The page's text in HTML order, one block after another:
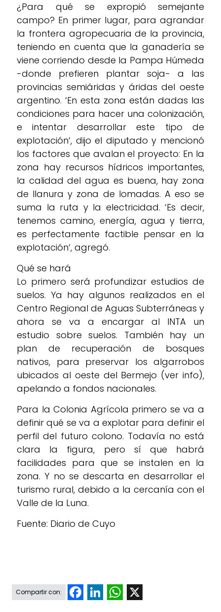
¿Para qué se expropió semejante
campo? En primer lugar, para agrandar
la frontera agropecuaria de la provincia,
teniendo en cuenta que la ganadería se
viene corriendo desde la Pampa Húmeda
-donde prefieren plantar soja- a las
provincias semiáridas y áridas del oeste
argentino. ‘En esta zona están dadas las
condiciones para hacer una colonización,
e intentar desarrollar este tipo de
explotación‘, dijo el diputado y mencionó
los factores que avalan el proyecto: En la
zona hay recursos hídricos importantes,
la calidad del agua es buena, hay zona
de llanura y zona de lomadas. A eso se
suma la ruta y la electricidad. ‘Es decir,
tenemos camino, energía, agua y tierra,
es perfectamente factible pensar en la
explotación‘, agregó.
Qué se hará
Lo primero será profundizar estudios de
suelos. Ya hay algunos realizados en el
Centro Regional de Aguas Subterráneas y
ahora se va a encargar al INTA un
estudio sobre suelos. También hay un
plan de recuperación de bosques
nativos, para preservar los algarrobos
ubicados al oeste del Bermejo (ver info),
apelando a fondos nacionales.
Para la Colonia Agrícola primero se va a
definir qué se va a explotar para definir el
perfil del futuro colono. Todavía no está
clara la figura, pero sí que habrá
facilidades para que se instalen en la
zona. Y no se descarta en desarrollar el
turismo rural, debido a la cercanía con el
Valle de la Luna.
Fuente: Diario de Cuyo
Compartir con: FacebookLinkedInWhatsApp